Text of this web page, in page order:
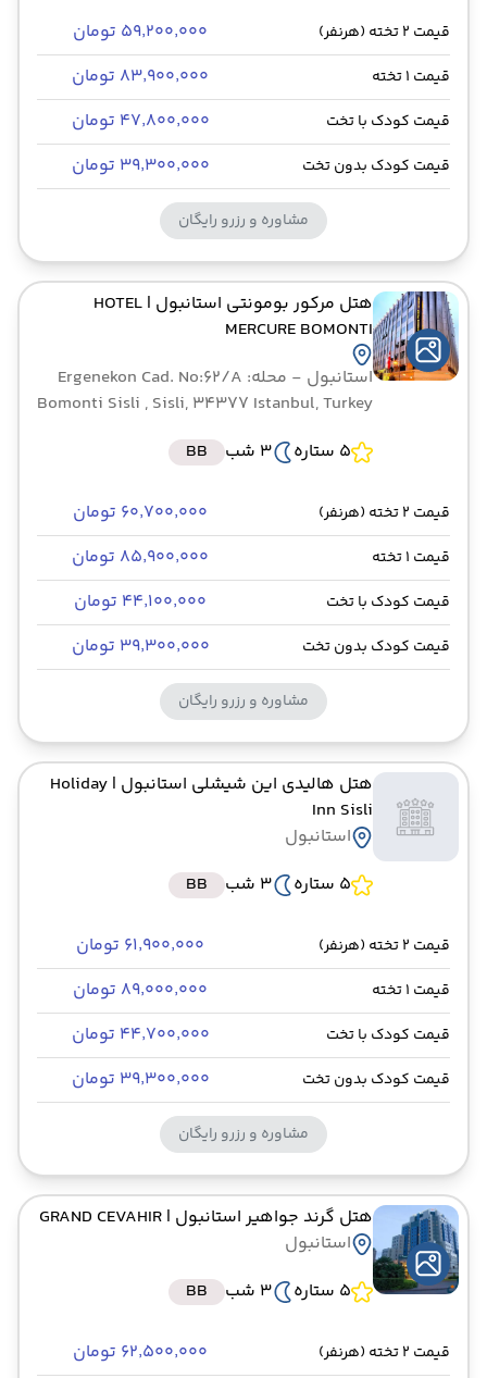
قیمت 2 تخته (هرنفر) ۵۹٬۲۰۰٬۰۰۰ تومان
قیمت 1 تخته ۸۳٬۹۰۰٬۰۰۰ تومان
قیمت کودک با تخت ۴۷٬۸۰۰٬۰۰۰ تومان
قیمت کودک بدون تخت ۳۹٬۳۰۰٬۰۰۰ تومان
مشاوره و رزرو رایگان
هتل مرکور بومونتی استانبول | HOTEL
MERCURE BOMONTI
استانبول
- محله: Ergenekon Cad. No:62/A
Bomonti Sisli , Sisli, 34377 Istanbul, Turkey
5 ستاره
3 شب BB
قیمت 2 تخته (هرنفر) ۶۰٬۷۰۰٬۰۰۰ تومان
قیمت 1 تخته ۸۵٬۹۰۰٬۰۰۰ تومان
قیمت کودک با تخت ۴۴٬۱۰۰٬۰۰۰ تومان
قیمت کودک بدون تخت ۳۹٬۳۰۰٬۰۰۰ تومان
مشاوره و رزرو رایگان
هتل هالیدی این شیشلی استانبول | Holiday
Inn Sisli
استانبول
5 ستاره
3 شب BB
قیمت 2 تخته (هرنفر) ۶۱٬۹۰۰٬۰۰۰ تومان
قیمت 1 تخته ۸۹٬۰۰۰٬۰۰۰ تومان
قیمت کودک با تخت ۴۴٬۷۰۰٬۰۰۰ تومان
قیمت کودک بدون تخت ۳۹٬۳۰۰٬۰۰۰ تومان
مشاوره و رزرو رایگان
هتل گرند جواهیر استانبول | GRAND CEVAHIR
استانبول
5 ستاره
3 شب BB
قیمت 2 تخته (هرنفر) ۶۲٬۵۰۰٬۰۰۰ تومان